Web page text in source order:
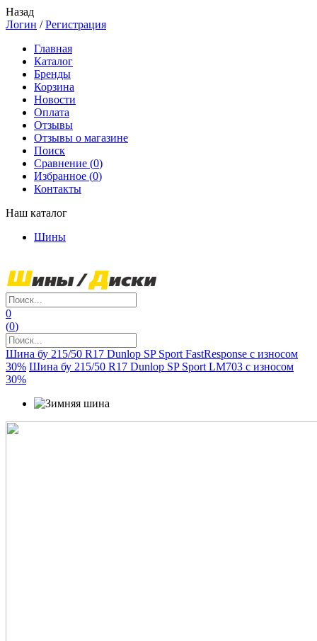
Назад
Логин /Регистрация
Главная
Каталог
Бренды
Корзина
Новости
Оплата
Отзывы
Отзывы о магазине
Поиск
Сравнение (0)
Избранное (0)
Контакты
Наш каталог
Шины
0
(0)
Шина бу 215/50 R17 Dunlop SP Sport FastResponse с износом
30% Шина бу 215/50 R17 Dunlop SP Sport LM703 с износом
30%